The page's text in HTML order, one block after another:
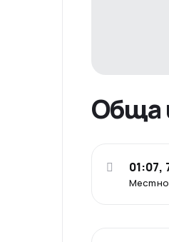
Обща
Местно
01:07,